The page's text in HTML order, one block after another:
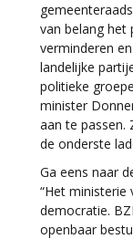
van belang het
verminderen
landelijke
politieke
minister
aan te passen.
de onderste
Ga eens naar
“Het ministerie
democratie.
openbaar